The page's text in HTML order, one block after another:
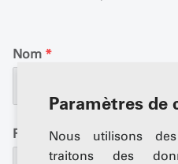
Paramètres de
Nous utilisons
traitons des
Nom *
Prénom*